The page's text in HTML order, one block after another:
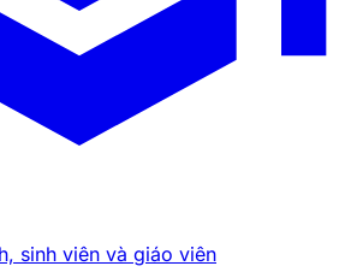
sinh viên và giáo viên